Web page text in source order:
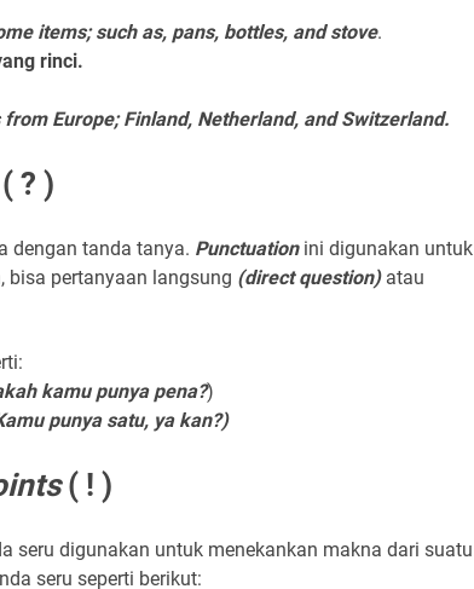
items; such as, pans, bottles, and stove.
rinci.
Europe; Finland, Netherland, and Switzerland.
? )
dengan tanda tanya. Punctuation ini digunakan untuk
bisa pertanyaan langsung (direct question) atau
kamu punya pena?)
punya satu, ya kan?)
( ! )
seru digunakan untuk menekankan makna dari suatu
seru seperti berikut: